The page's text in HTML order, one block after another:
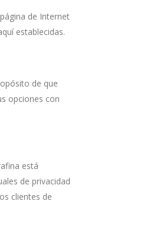
de Internet
establecidas.
de que
opciones con
está
de privacidad
clientes de